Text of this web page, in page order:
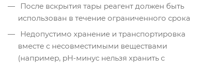
После вскрытия тары реагент должен быть
использован в течение ограниченного срока
Недопустимо хранение и транспортировка
вместе с несовместимыми веществами
(например, pH-минус нельзя хранить с